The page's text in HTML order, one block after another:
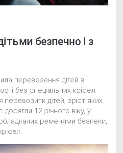
безпечно і з
перевезення дітей в
без спеціальних крісел.
дітей, зріст яких
12-річного віку, у
ременями безпеки,